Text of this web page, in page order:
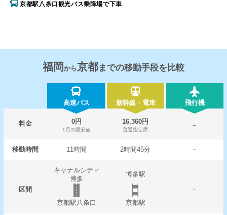
京都駅八条口観光バス乗降場で下車
福岡 から京都までの移動手段を比較
高速バス 新幹線・電車 飛行機
料金 0円
1月の最安値
16,360円
普通指定席
－
移動時間 11時間 2時間45分 －
区間
キャナルシティ
博多
博多駅
－
京都駅八条口
京都駅